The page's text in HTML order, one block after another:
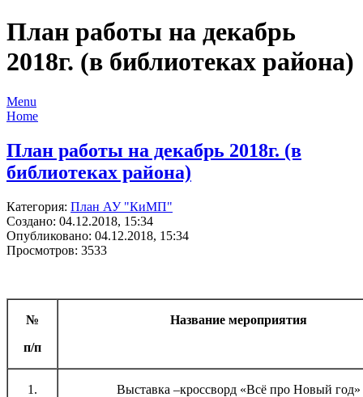
План работы на декабрь
2018г. (в библиотеках района)
Menu
Home
План работы на декабрь 2018г. (в
библиотеках района)
Категория: План АУ "КиМП"
Создано: 04.12.2018, 15:34
Опубликовано: 04.12.2018, 15:34
Просмотров: 3533
№
п/п
Название мероприятия
Выставка –кроссворд «Всё про Новый год»